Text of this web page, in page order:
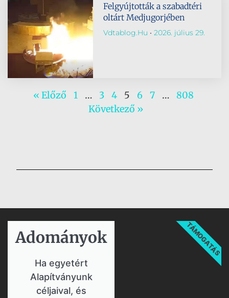
Felgyújtották a szabadtéri
oltárt Medjugorjében
Vdtablog.hu 2026. július 29.
« Előző 1 … 3 4 5 6 7 …
808
Következő »
Adományok​
Ha egyetért
Alapítványunk
céljaival, és
TÁMOGATÁS